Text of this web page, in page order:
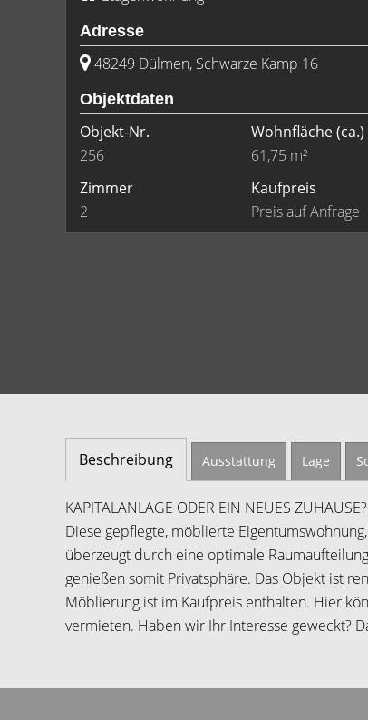
Adresse
48249 Dülmen, Schwarze Kamp 16
Objektdaten
Objekt-Nr.
256
Wohnfläche(ca.)
61,75 m²
Zimmer
2
Kaufpreis
Preis auf Anfrage
Beschreibung Ausstattung Lage
KAPITALANLAGE ODER EIN NEUES ZUHAUSE?
Diese gepflegte, möblierte
überzeugt durch eine optimale
genießen somit Privatsphäre. Das Objekt ist
Möblierung ist im Kaufpreis enthalten. Hier
vermieten. Haben wir Ihr Interesse geweckt?